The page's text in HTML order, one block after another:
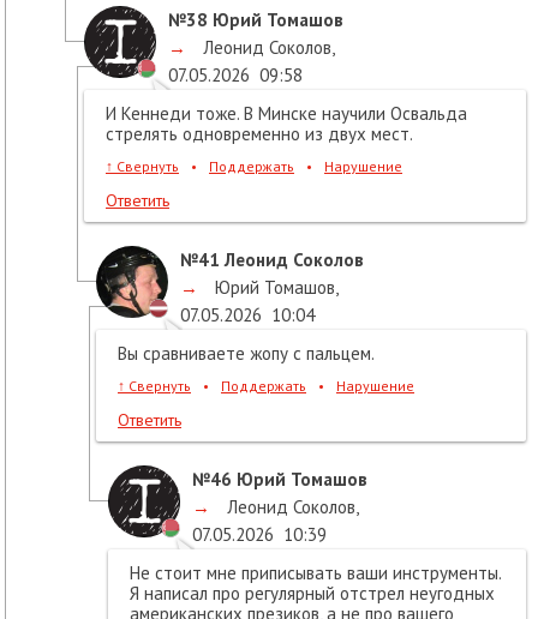
№38 Юрий Томашов
→
Леонид Соколов,
07.05.2026 09:58
И Кеннеди тоже. В Минске научили Освальда
стрелять одновременно из двух мест.
↑ Свернуть • Поддержать • Нарушение
Ответить
№41 Леонид Соколов
→
Юрий Томашов,
07.05.2026 10:04
Вы сравниваете жопу с пальцем.
↑ Свернуть • Поддержать • Нарушение
Ответить
№46 Юрий Томашов
→
Леонид Соколов,
07.05.2026 10:39
Не стоит мне приписывать ваши инструменты.
Я написал про регулярный отстрел неугодных
американских презиков, а не про вашего